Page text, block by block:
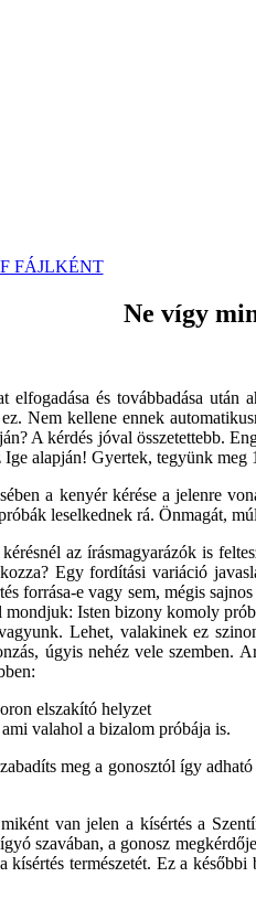
FÁJLKÉNT
Ne vígy
és továbbadása
Nem kellene ennek
A kérdés jóval
Ige alapján! Gyertek, tegyünk meg
a kenyér kérése a jelenre
leselkednek rá. Önmagát,
az írásmagyarázók is
Egy fordítási variáció
forrása-e vagy sem, mégis
Isten bizony komoly
Lehet, valakinek ez
úgyis nehéz vele
elszakító helyzet
valahol a bizalom próbája is.
meg a gonosztól így
van jelen a kísértés a
szavában, a gonosz
természetét. Ez a